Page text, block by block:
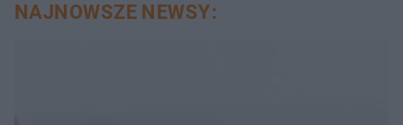
NAJNOWSZE NEWSY: